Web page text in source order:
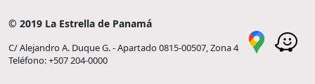
© 2019 La Estrella de Panamá
C/ Alejandro A. Duque G. - Apartado 0815-00507, Zona 4
Teléfono: +507 204-0000